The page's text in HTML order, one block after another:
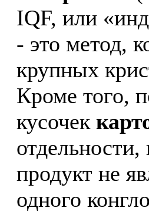
IQF, или
- это метод,
крупных
Кроме того,
кусочек
продукт не
одного